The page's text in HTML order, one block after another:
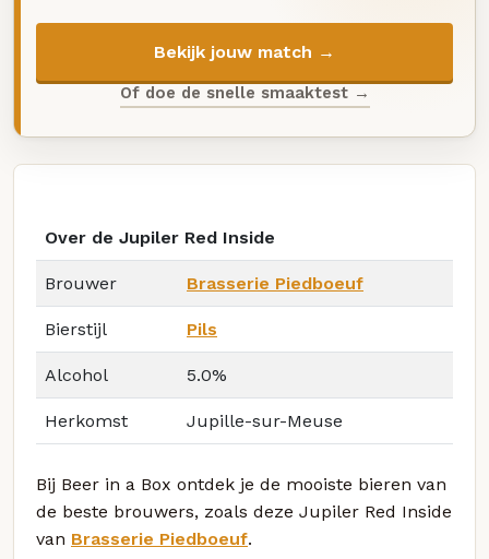
Bekijk jouw match →
Of doe de snelle smaaktest →
Over de Jupiler Red Inside
Brouwer Brasserie Piedboeuf
Bierstijl Pils
Alcohol 5.0%
Herkomst Jupille-sur-Meuse
Bij Beer in a Box ontdek je de mooiste bieren van
de beste brouwers, zoals deze Jupiler Red Inside
van Brasserie Piedboeuf.